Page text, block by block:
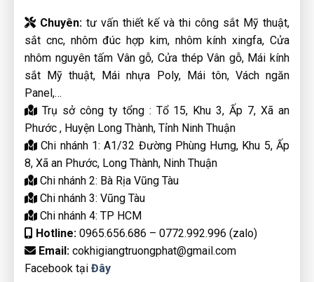
Chuyên: tư vấn thiết kế và thi công sắt Mỹ thuật,
sắt cnc, nhôm đúc hợp kim, nhôm kính xingfa, Cửa
nhôm nguyên tấm Vân gỗ, Cửa thép Vân gỗ, Mái kính
sắt Mỹ thuật, Mái nhựa Poly, Mái tôn, Vách ngăn
Panel,…
Trụ sở công ty tổng : Tổ 15, Khu 3, Ấp 7, Xã an
Phước , Huyện Long Thành, Tỉnh Ninh Thuận
Chi nhánh 1: A1/32 Đường Phùng Hưng, Khu 5, Ấp
8, Xã an Phước, Long Thành, Ninh Thuận
Chi nhánh 2: Bà Rịa Vũng Tàu
Chi nhánh 3: Vũng Tàu
Chi nhánh 4: TP HCM
Hotline: 0965.656.686 – 0772.992.996 (zalo)
Email: cokhigiangtruongphat@gmail.com
Facebook tại Đây